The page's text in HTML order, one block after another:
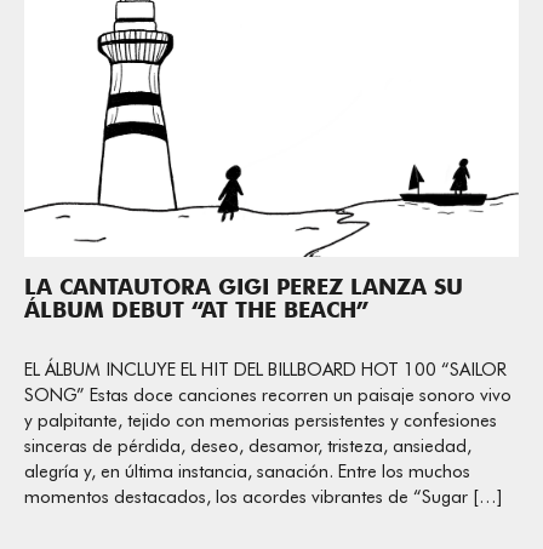
LA CANTAUTORA GIGI PEREZ LANZA SU
ÁLBUM DEBUT “AT THE BEACH”
EL ÁLBUM INCLUYE EL HIT DEL BILLBOARD HOT 100 “SAILOR
SONG” Estas doce canciones recorren un paisaje sonoro vivo
y palpitante, tejido con memorias persistentes y confesiones
sinceras de pérdida, deseo, desamor, tristeza, ansiedad,
alegría y, en última instancia, sanación. Entre los muchos
momentos destacados, los acordes vibrantes de “Sugar […]